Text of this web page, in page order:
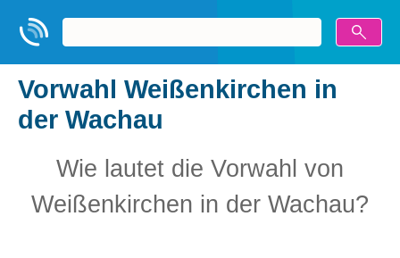
Vorwahl Weißenkirchen in
der Wachau
Wie lautet die Vorwahl von
Weißenkirchen in der Wachau?